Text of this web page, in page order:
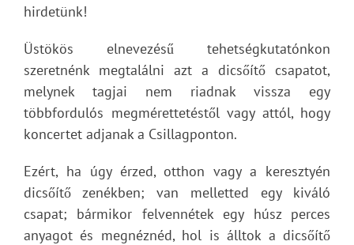
hirdetünk!
Üstökös elnevezésű tehetségkutatónkon
szeretnénk megtalálni azt a dicsőítő csapatot,
melynek tagjai nem riadnak vissza egy
többfordulós megmérettetéstől vagy attól, hogy
koncertet adjanak a Csillagponton.
Ezért, ha úgy érzed, otthon vagy a keresztyén
dicsőítő zenékben; van melletted egy kiváló
csapat; bármikor felvennétek egy húsz perces
anyagot és megnéznéd, hol is álltok a dicsőítő